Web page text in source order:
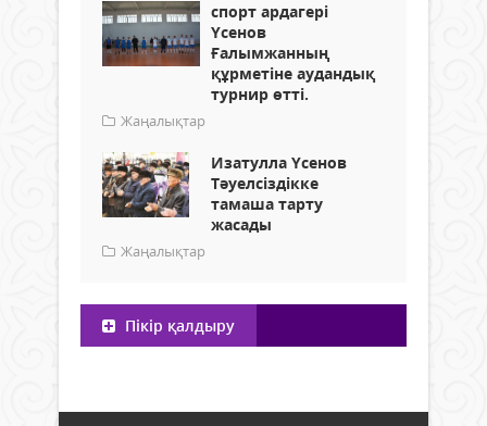
спорт ардагері
Үсенов
Ғалымжанның
құрметіне аудандық
турнир өтті.
Жаңалықтар
Изатулла Үсенов
Тәуелсіздікке
тамаша тарту
жасады
Жаңалықтар
Пікір қалдыру